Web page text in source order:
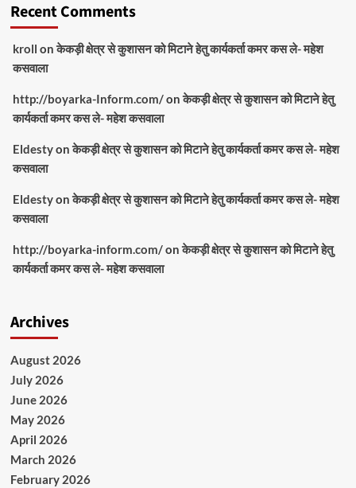
Recent Comments
kroll onकेकड़ी क्षेत्र से कुशासन को मिटाने हेतु कार्यकर्ता कमर कस ले- महेश
कसवाला
http://boyarka-Inform.com/onकेकड़ी क्षेत्र से कुशासन को मिटाने हेतु
कार्यकर्ता कमर कस ले- महेश कसवाला
Eldestyonकेकड़ी क्षेत्र से कुशासन को मिटाने हेतु कार्यकर्ता कमर कस ले- महेश
कसवाला
Eldestyonकेकड़ी क्षेत्र से कुशासन को मिटाने हेतु कार्यकर्ता कमर कस ले- महेश
कसवाला
http://boyarka-inform.com/onकेकड़ी क्षेत्र से कुशासन को मिटाने हेतु
कार्यकर्ता कमर कस ले- महेश कसवाला
Archives
August 2026
July 2026
June 2026
May 2026
April 2026
March 2026
February 2026